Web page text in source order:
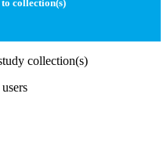
collection(s)
collection(s)